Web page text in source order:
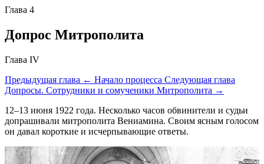
Глава 4
Допрос Митрополита
Глава IV
Предыдущая глава ← Начало процесса Следующая глава
Допросы. Сотрудники и сомученики Митрополита →
12–13 июня 1922 года. Несколько часов обвинители и судьи
допрашивали митрополита Вениамина. Своим ясным голосом
он давал короткие и исчерпывающие ответы.